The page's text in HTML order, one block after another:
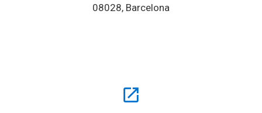
08028, Barcelona
open_in_new